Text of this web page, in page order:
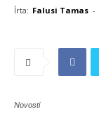
Írta: Falusi Tamas -
Novosti